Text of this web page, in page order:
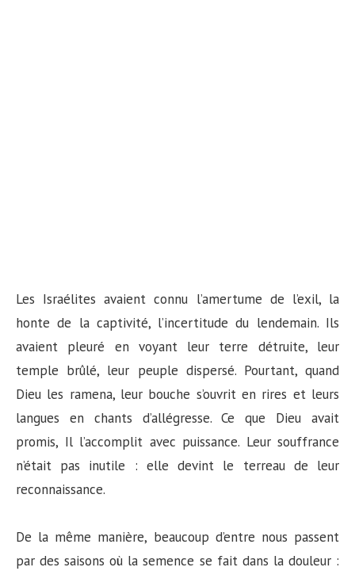
Les Israélites avaient connu l’amertume de l’exil, la
honte de la captivité, l’incertitude du lendemain. Ils
avaient pleuré en voyant leur terre détruite, leur
temple brûlé, leur peuple dispersé. Pourtant, quand
Dieu les ramena, leur bouche s’ouvrit en rires et leurs
langues en chants d’allégresse. Ce que Dieu avait
promis, Il l’accomplit avec puissance. Leur souffrance
n’était pas inutile : elle devint le terreau de leur
reconnaissance.
De la même manière, beaucoup d’entre nous passent
par des saisons où la semence se fait dans la douleur :